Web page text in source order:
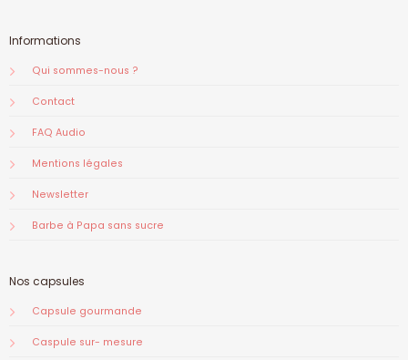
Informations
Qui sommes-nous ?
Contact
FAQ Audio
Mentions légales
Newsletter
Barbe à Papa sans sucre
Nos capsules
Capsule gourmande
Caspule sur- mesure